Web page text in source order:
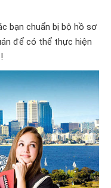
bạn chuẩn bị bộ hồ sơ
để có thể thực hiện